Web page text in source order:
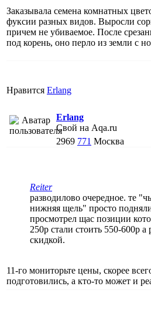
Заказывала семена комнатных
фуксии разных видов. Выросли
причем не убиваемое. После
под корень, оно перло из земли с
Нравится Erlang
Erlang
Свой на Aqa.ru
2969 771 Москва
Reiter
разводилово очередное. те
нижняя щель" просто
просмотрел щас позиции
250р стали стоить 550-600р
скидкой.
11-го мониторьте цены, скорее
подготовились, а кто-то может и